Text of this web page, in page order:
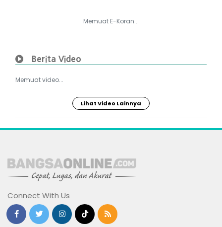
Memuat E-Koran...
Berita Video
Memuat video...
Lihat Video Lainnya
Connect With Us